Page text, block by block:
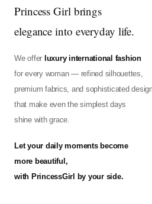
Princess Girl brings
elegance into everyday life.
We offer luxury international fashion
for every woman — refined silhouettes,
premium fabrics, and sophisticated
that make even the simplest days
shine with grace.
Let your daily moments become
more beautiful,
with PrincessGirl by your side.